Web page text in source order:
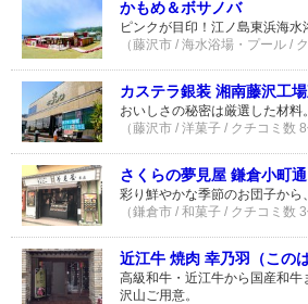
かもめ＆ボサノバ
ピンクが目印！江ノ島東浜海
（藤沢市 / 海水浴場・プール /
カステラ銀装 湘南藤沢工
おいしさの秘密は厳選した材
（藤沢市 / 洋菓子 / クチコミ数 8
さくらの夢見屋 鎌倉小町
彩り鮮やかな季節のお団子か
（鎌倉市 / 和菓子 / クチコミ数 3
近江牛 焼肉 幸乃羽（このは
高級和牛・近江牛から国産和
沢山ご用意。